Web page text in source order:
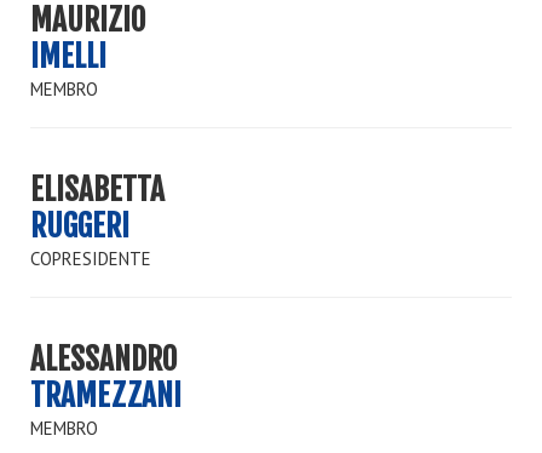
MAURIZIO
IMELLI
MEMBRO
ELISABETTA
RUGGERI
COPRESIDENTE
ALESSANDRO
TRAMEZZANI
MEMBRO